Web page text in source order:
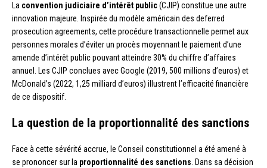
La convention judiciaire d’intérêt public(CJIP) constitue une autre
innovation majeure. Inspirée du modèle américain des deferred
prosecution agreements, cette procédure transactionnelle permet aux
personnes morales d’éviter un procès moyennant le paiement d’une
amende d’intérêt public pouvant atteindre 30% du chiffre d’affaires
annuel. Les CJIP conclues avec Google (2019, 500 millions d’euros) et
McDonald’s (2022, 1,25 milliard d’euros) illustrent l’efficacité financière
de ce dispositif.
La question de la proportionnalité des sanctions
Face à cette sévérité accrue, le Conseil constitutionnel a été amené à
se prononcer sur la proportionnalité des sanctions. Dans sa décision